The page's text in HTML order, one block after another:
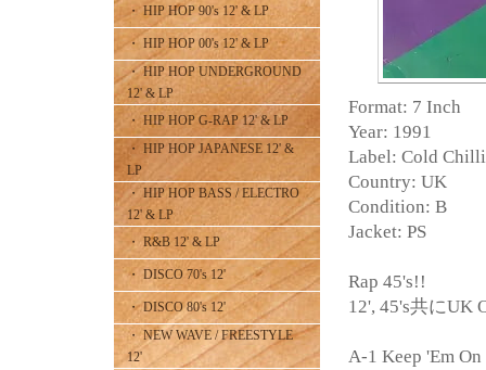
・ HIP HOP 90's 12' & LP
・ HIP HOP 00's 12' & LP
・ HIP HOP UNDERGROUND
12' & LP
・ HIP HOP G-RAP 12' & LP
・ HIP HOP JAPANESE 12' &
LP
・ HIP HOP BASS / ELECTRO
12' & LP
・ R&B 12' & LP
・ DISCO 70's 12'
・ DISCO 80's 12'
・ NEW WAVE / FREESTYLE
12'
Format: 7 Inch
Year: 1991
Label: Cold
Country: UK
Condition: B
Jacket: PS
Rap 45's!!
12', 45's共にUK
A-1 Keep 'Em